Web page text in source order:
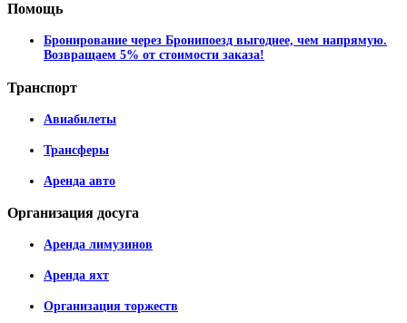
Помощь
Бронирование через Бронипоезд выгоднее, чем напрямую.
Возвращаем 5% от стоимости заказа!
Транспорт
Авиабилеты
Трансферы
Аренда авто
Организация досуга
Аренда лимузинов
Аренда яхт
Организация торжеств